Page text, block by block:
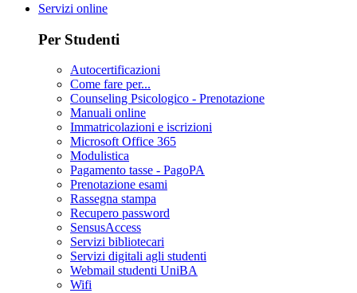
Servizi online
Per Studenti
Autocertificazioni
Come fare per...
Counseling Psicologico - Prenotazione
Manuali online
Immatricolazioni e iscrizioni
Microsoft Office 365
Modulistica
Pagamento tasse - PagoPA
Prenotazione esami
Rassegna stampa
Recupero password
SensusAccess
Servizi bibliotecari
Servizi digitali agli studenti
Webmail studenti UniBA
Wifi